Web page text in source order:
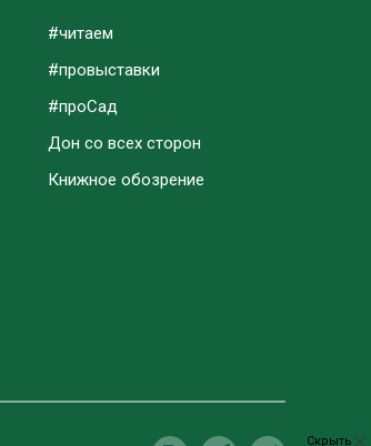
Скрыть
#читаем
#провыставки
#проСад
Дон со всех сторон
Книжное обозрение